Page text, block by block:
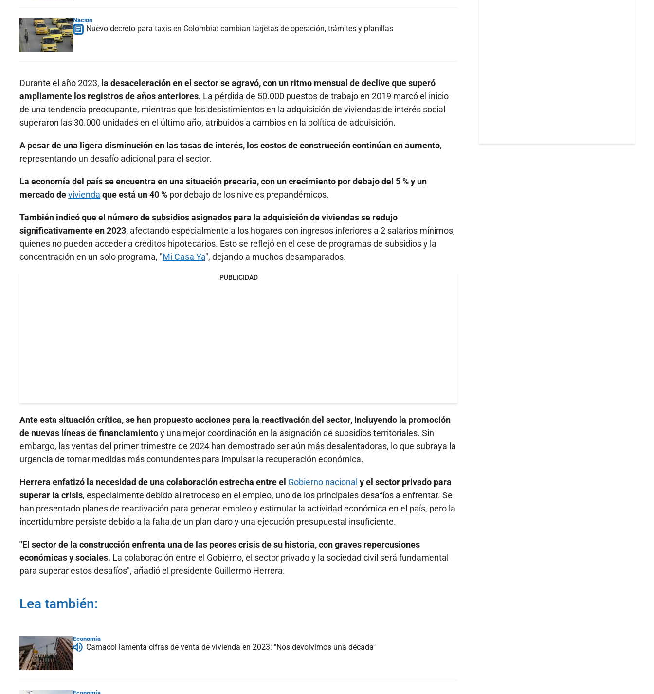
Nación
Nuevo decreto para taxis en Colombia: cambian tarjetas de operación, trámites y planillas
Durante el año 2023, la desaceleración en el sector se agravó, con un ritmo mensual de declive que superó
ampliamente los registros de años anteriores. La pérdida de 50.000 puestos de trabajo en 2019 marcó el inicio
de una tendencia preocupante, mientras que los desistimientos en la adquisición de viviendas de interés social
superaron las 30.000 unidades en el último año, atribuidos a cambios en la política de adquisición.
A pesar de una ligera disminución en las tasas de interés, los costos de construcción continúan en aumento,
representando un desafío adicional para el sector.
La economía del país se encuentra en una situación precaria, con un crecimiento por debajo del 5 % y un
mercado devivienda que está un 40 % por debajo de los niveles prepandémicos.
También indicó que el número de subsidios asignados para la adquisición de viviendas se redujo
significativamente en 2023, afectando especialmente a los hogares con ingresos inferiores a 2 salarios mínimos,
quienes no pueden acceder a créditos hipotecarios. Esto se reflejó en el cese de programas de subsidios y la
concentración en un solo programa, "Mi Casa Ya", dejando a muchos desamparados.
PUBLICIDAD
Ante esta situación crítica, se han propuesto acciones para la reactivación del sector, incluyendo la promoción
de nuevas líneas de financiamientoy una mejor coordinación en la asignación de subsidios territoriales. Sin
embargo, las ventas del primer trimestre de 2024 han demostrado ser aún más desalentadoras, lo que subraya la
urgencia de tomar medidas más contundentes para impulsar la recuperación económica.
Herrera enfatizó la necesidad de una colaboración estrecha entre el Gobierno nacional y el sector privado para
superar la crisis, especialmente debido al retroceso en el empleo, uno de los principales desafíos a enfrentar. Se
han presentado planes de reactivación para generar empleo y estimular la actividad económica en el país, pero la
incertidumbre persiste debido a la falta de un plan claro y una ejecución presupuestal insuficiente.
"El sector de la construcción enfrenta una de las peores crisis de su historia, con graves repercusiones
económicas y sociales. La colaboración entre el Gobierno, el sector privado y la sociedad civil será fundamental
para superar estos desafíos", añadió el presidente Guillermo Herrera.
Lea también:
Economía
Camacol lamenta cifras de venta de vivienda en 2023: "Nos devolvimos una década"